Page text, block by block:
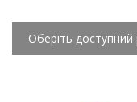
Оберіть доступний